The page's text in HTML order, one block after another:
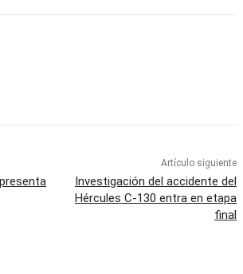
Artículo siguiente
Investigación del accidente del
Hércules C-130 entra en etapa
final